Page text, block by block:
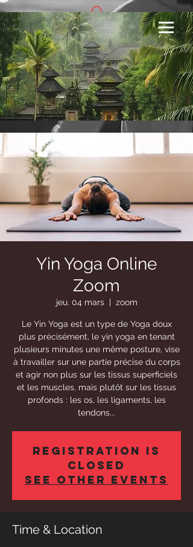
Se connecter
Yin Yoga Online
Zoom
jeu. 04 mars
  |
zoom
Le Yin Yoga est un type de Yoga doux
plus précisément, le yin yoga en tenant
plusieurs minutes une même posture, vise
à travailler sur une partie précise du corps
et agir non plus sur les tissus superficiels
et les muscles, mais plutôt sur les tissus
profonds : les os, les ligaments, les
tendons...
Registration is
Closed
See other events
Time & Location